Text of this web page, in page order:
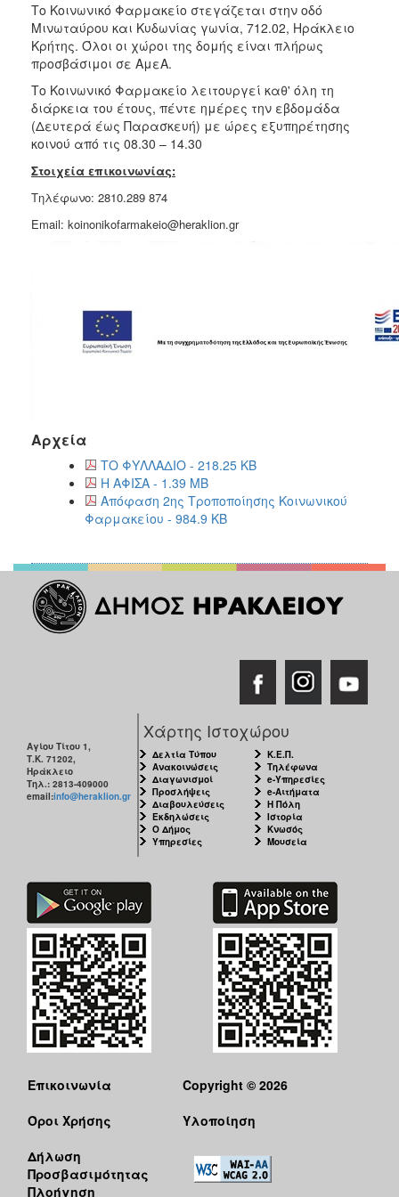
Το Κοινωνικό Φαρμακείο στεγάζεται στην οδό
Μινωταύρου και Κυδωνίας γωνία, 712.02, Ηράκλειο
Κρήτης. Όλοι οι χώροι της δομής είναι πλήρως
προσβάσιμοι σε ΑμεΑ.
Το Κοινωνικό Φαρμακείο λειτουργεί καθ' όλη τη
διάρκεια του έτους, πέντε ημέρες την εβδομάδα
(Δευτερά έως Παρασκευή) με ώρες εξυπηρέτησης
κοινού από τις 08.30 – 14.30
Στοιχεία επικοινωνίας:
Τηλέφωνο: 2810.289 874
Email: koinonikofarmakeio@heraklion.gr
Αρχεία
ΤΟ ΦΥΛΛΑΔΙΟ - 218.25 KB
Η ΑΦΙΣΑ - 1.39 MB
Απόφαση 2ης Τροποποίησης Κοινωνικού
Φαρμακείου - 984.9 KB
Αγίου Τίτου 1,
Τ.Κ. 71202,
Ηράκλειο
Τηλ.: 2813-409000
email:info@heraklion.gr
Χάρτης Ιστοχώρου
Δελτία Τύπου
Ανακοινώσεις
Διαγωνισμοί
Προσλήψεις
Διαβουλεύσεις
Εκδηλώσεις
Ο Δήμος
Υπηρεσίες
Κ.Ε.Π.
Τηλέφωνα
e-Υπηρεσίες
e-Αιτήματα
Η Πόλη
Ιστορία
Κνωσός
Μουσεία
Επικοινωνία
Όροι Χρήσης
Δήλωση
Προσβασιμότητας
Πλοήγηση
Copyright © 2026
Υλοποίηση